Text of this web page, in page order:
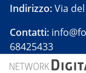
Indirizzo:Via
Contatti:
68425433